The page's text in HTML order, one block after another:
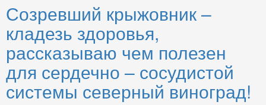
Созревший крыжовник –
кладезь здоровья,
рассказываю чем полезен
для сердечно – сосудистой
системы северный виноград!